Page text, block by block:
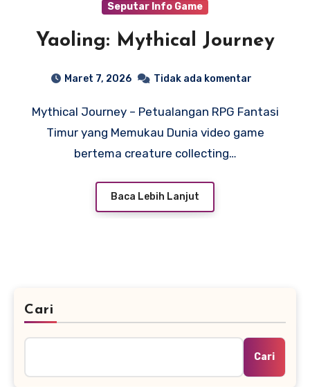
Seputar Info Game
Yaoling: Mythical Journey
Maret 7, 2026 Tidak ada komentar
Mythical Journey – Petualangan RPG Fantasi
Timur yang Memukau Dunia video game
bertema creature collecting…
Baca Lebih Lanjut
Cari
Cari